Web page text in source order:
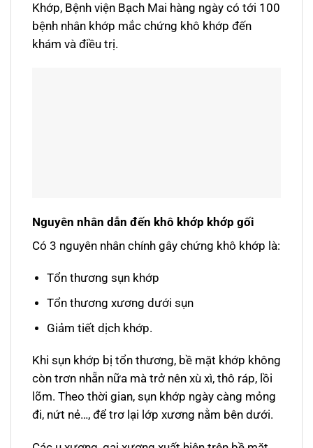
Khớp, Bệnh viện Bạch Mai hàng ngày có tới 100
bệnh nhân khớp mắc chứng khô khớp đến
khám và điều trị.
Nguyên nhân dẫn đến khô khớp khớp gối
Có 3 nguyên nhân chính gây chứng khô khớp là:
Tổn thương sụn khớp
Tổn thương xương dưới sụn
Giảm tiết dịch khớp.
Khi sụn khớp bị tổn thương, bề mặt khớp không
còn trơn nhẵn nữa mà trở nên xù xì, thô ráp, lồi
lõm. Theo thời gian, sụn khớp ngày càng mỏng
đi, nứt nẻ…, để trơ lại lớp xương nằm bên dưới.